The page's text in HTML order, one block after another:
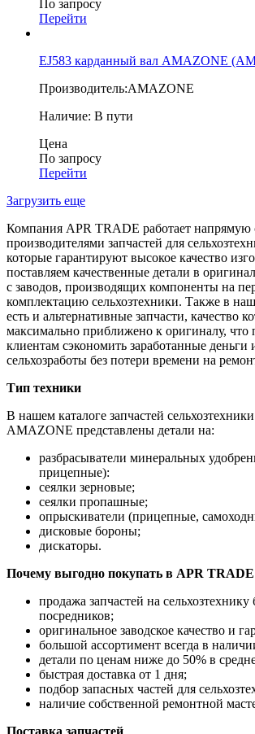
По запросу
Перейти
EJ583 карданный вал AMAZONE
Производитель:AMAZONE
Наличие: В пути
Цена
По запросу
Перейти
Загрузить еще
Компания APR TRADE работает напрямую
производителями запчастей для
которые гарантируют высокое качество
поставляем качественные детали в
с заводов, производящих компоненты на
комплектацию сельхозтехники. Также в
есть и альтернативные запчасти, качество
максимально приближено к оригиналу, что
клиентам сэкономить заработанные деньги
сельхозработы без потери времени на
Тип техники
В нашем каталоге запчастей
AMAZONE представлены детали на:
разбрасыватели минеральных
прицепные):
сеялки зерновые;
сеялки пропашные;
опрыскиватели (прицепные,
дисковые бороны;
дискаторы.
Почему выгодно покупать в APR
продажа запчастей на сельхозтехнику
посредников;
оригинальное заводское качество и
большой ассортимент всегда в
детали по ценам ниже до 50% в
быстрая доставка от 1 дня;
подбор запасных частей для
наличие собственной ремонтной
Поставка запчастей